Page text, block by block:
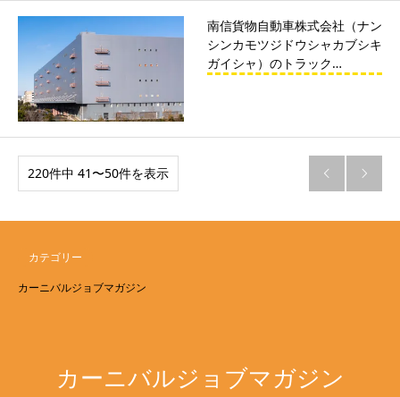
南信貨物自動車株式会社（ナン
シンカモツジドウシャカブシキ
ガイシャ）のトラック…
220件中 41〜50件を表示  
カテゴリー
カーニバルジョブマガジン
カーニバルジョブマガジン